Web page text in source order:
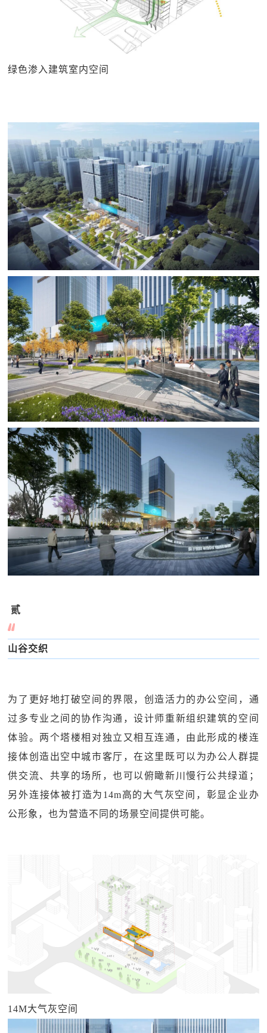
绿色渗入建筑室内空间
贰
山谷交织
为了更好地打破空间的界限，创造活力的办公空间，通
过多专业之间的协作沟通，设计师重新组织建筑的空间
体验。两个塔楼相对独立又相互连通，由此形成的楼连
接体创造出空中城市客厅，在这里既可以为办公人群提
供交流、共享的场所，也可以俯瞰新川慢行公共绿道；
另外连接体被打造为14m高的大气灰空间，彰显企业办
公形象，也为营造不同的场景空间提供可能。
14M大气灰空间